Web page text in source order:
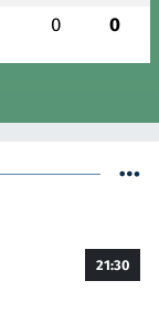
0 0
21:30